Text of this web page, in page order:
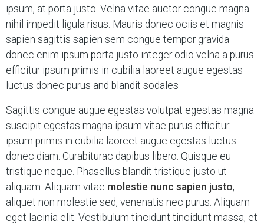
ipsum, at porta justo. Velna vitae auctor congue magna
nihil impedit ligula risus. Mauris donec ociis et magnis
sapien sagittis sapien sem congue tempor gravida
donec enim ipsum porta justo integer odio velna a purus
efficitur ipsum primis in cubilia laoreet augue egestas
luctus donec purus and blandit sodales
Sagittis congue augue egestas volutpat egestas magna
suscipit egestas magna ipsum vitae purus efficitur
ipsum primis in cubilia laoreet augue egestas luctus
donec diam. Curabiturac dapibus libero. Quisque eu
tristique neque. Phasellus blandit tristique justo ut
aliquam. Aliquam vitae molestie nunc sapien justo,
aliquet non molestie sed, venenatis nec purus. Aliquam
eget lacinia elit. Vestibulum tincidunt tincidunt massa, et